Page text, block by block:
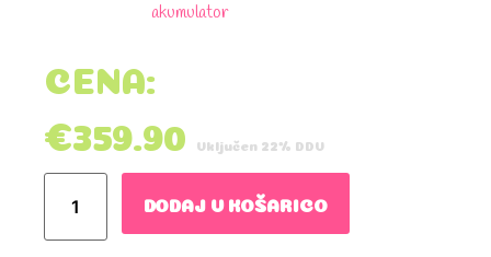
akumulator
CENA:
€359.90
Vključen 22% DDV
DODAJ V KOŠARICO